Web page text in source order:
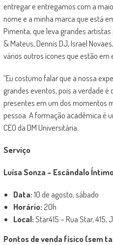
entregar e entregamos com a
nome e a minha marca que está
Pimenta, que leva grandes
& Mateus, Dennis DJ, Israel
vários outros ícones que estão em
“Eu costumo falar que a nossa
grandes eventos, pois a verdade
presentes em um dos momentos
pessoa. A formação acadêmica é
CEO da DM Universitária.
Serviço
Luísa Sonza – Escândalo
Data:10 de agosto, sábado
Horário:20h
Local:Star415 – Rua Star, 415,
Pontos de venda físico (sem